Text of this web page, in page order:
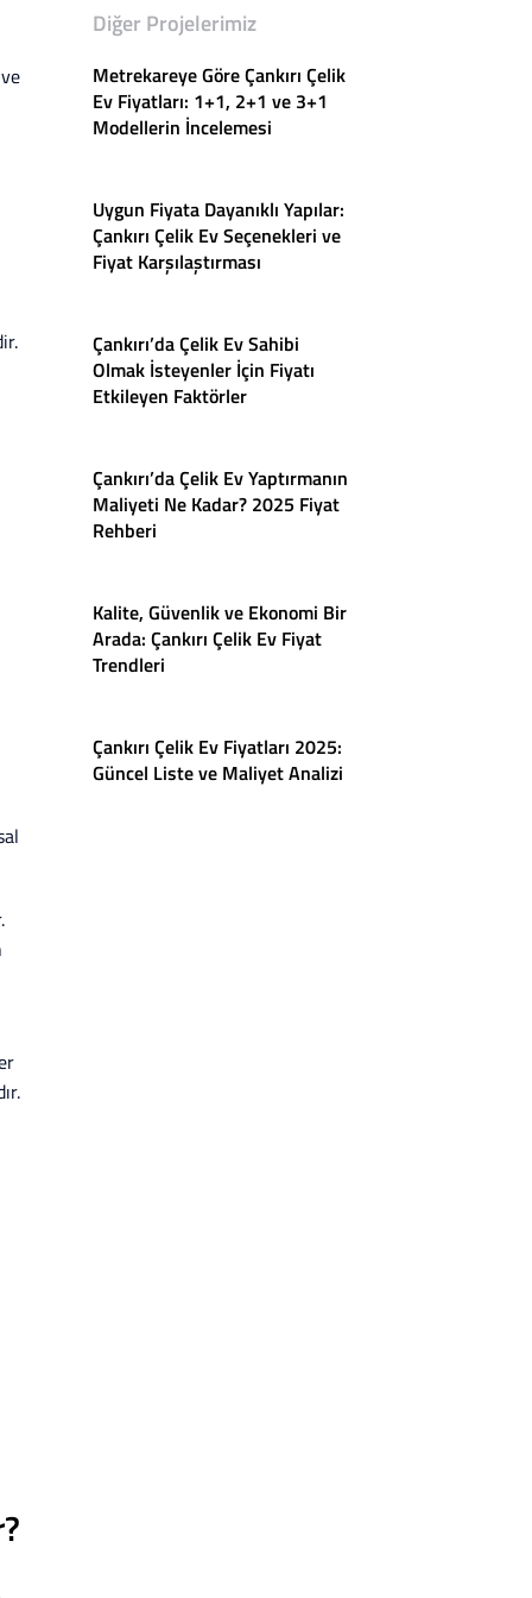
Diğer Projelerimiz
Metrekareye Göre Çankırı Çelik
Ev Fiyatları: 1+1, 2+1 ve 3+1
Modellerin İncelemesi
Uygun Fiyata Dayanıklı Yapılar:
Çankırı Çelik Ev Seçenekleri ve
Fiyat Karşılaştırması
Çankırı’da Çelik Ev Sahibi
Olmak İsteyenler İçin Fiyatı
Etkileyen Faktörler
Çankırı’da Çelik Ev Yaptırmanın
Maliyeti Ne Kadar? 2025 Fiyat
Rehberi
Kalite, Güvenlik ve Ekonomi Bir
Arada: Çankırı Çelik Ev Fiyat
Trendleri
Çankırı Çelik Ev Fiyatları 2025:
Güncel Liste ve Maliyet Analizi